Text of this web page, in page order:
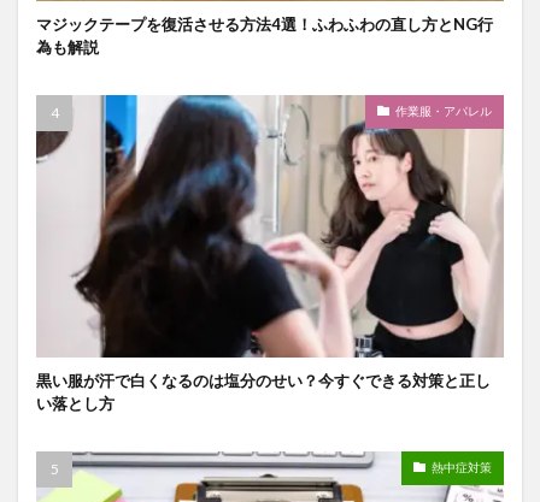
マジックテープを復活させる方法4選！ふわふわの直し方とNG行
為も解説
作業服・アパレル
黒い服が汗で白くなるのは塩分のせい？今すぐできる対策と正し
い落とし方
熱中症対策